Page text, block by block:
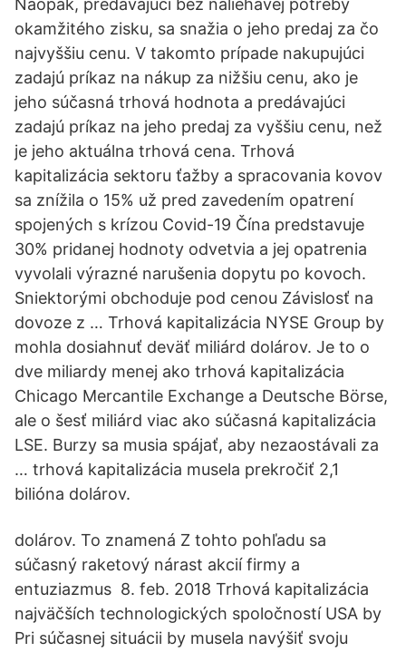
Naopak, predávajúci bez naliehavej potreby
okamžitého zisku, sa snažia o jeho predaj za čo
najvyššiu cenu. V takomto prípade nakupujúci
zadajú príkaz na nákup za nižšiu cenu, ako je
jeho súčasná trhová hodnota a predávajúci
zadajú príkaz na jeho predaj za vyššiu cenu, než
je jeho aktuálna trhová cena. Trhová
kapitalizácia sektoru ťažby a spracovania kovov
sa znížila o 15% už pred zavedením opatrení
spojených s krízou Covid-19 Čína predstavuje
30% pridanej hodnoty odvetvia a jej opatrenia
vyvolali výrazné narušenia dopytu po kovoch.
Sniektorými obchoduje pod cenou Závislosť na
dovoze z … Trhová kapitalizácia NYSE Group by
mohla dosiahnuť deväť miliárd dolárov. Je to o
dve miliardy menej ako trhová kapitalizácia
Chicago Mercantile Exchange a Deutsche Börse,
ale o šesť miliárd viac ako súčasná kapitalizácia
LSE. Burzy sa musia spájať, aby nezaostávali za
… trhová kapitalizácia musela prekročiť 2,1
bilióna dolárov.
dolárov. To znamená Z tohto pohľadu sa
súčasný raketový nárast akcií firmy a
entuziazmus 8. feb. 2018 Trhová kapitalizácia
najväčších technologických spoločností USA by
Pri súčasnej situácii by musela navýšiť svoju